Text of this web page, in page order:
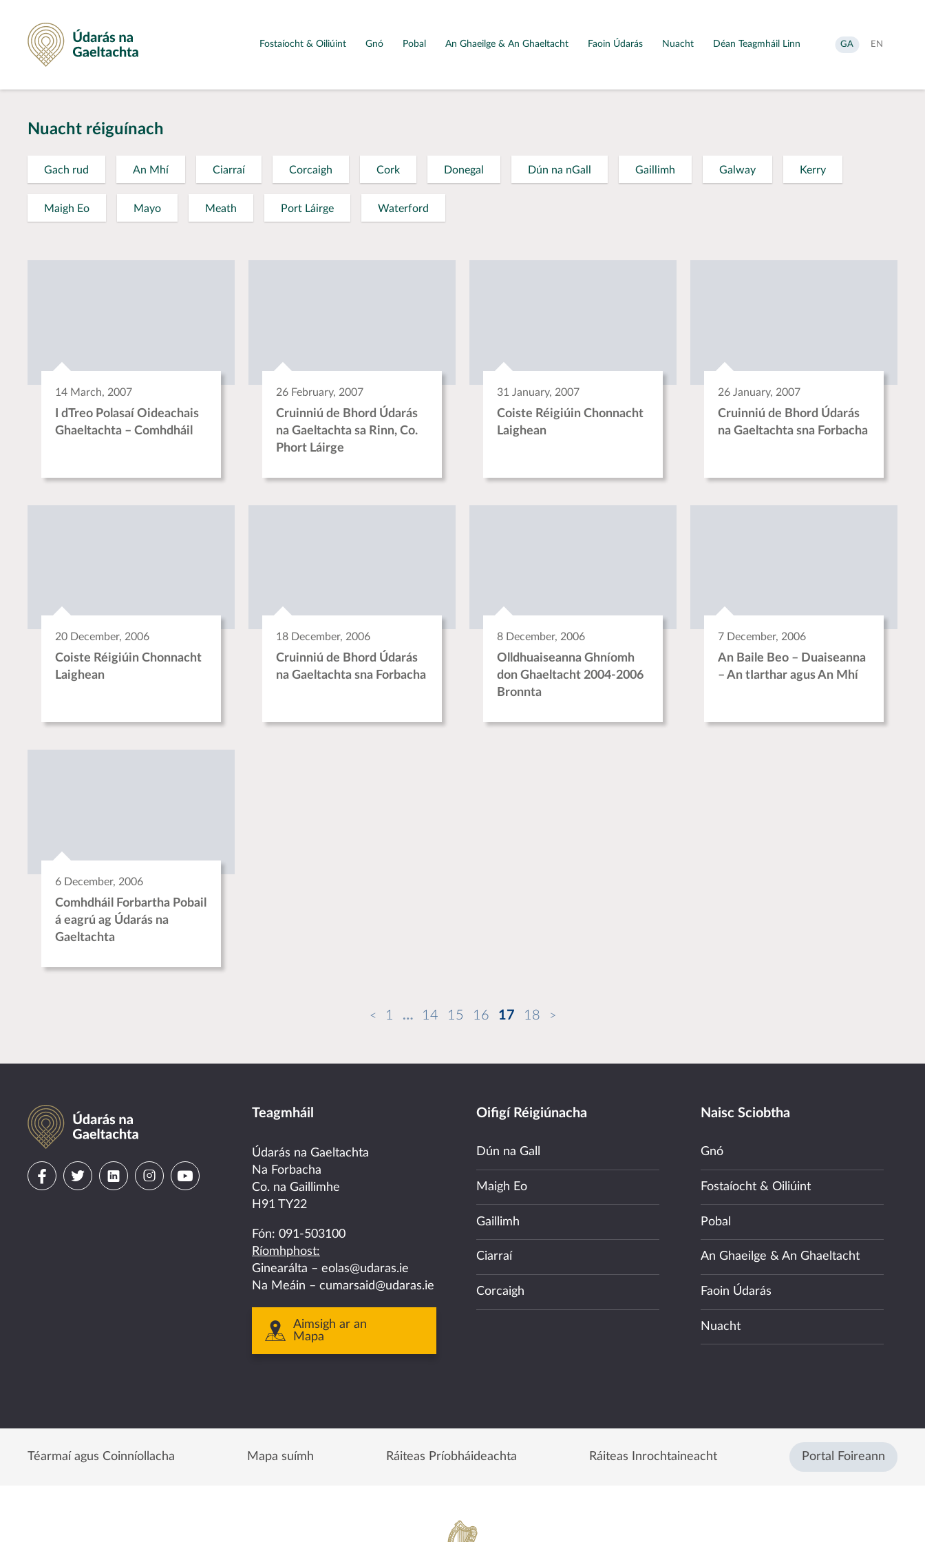
Údarás na Gaeltachta
Fostaíocht & Oiliúint Gnó Pobal An Ghaeilge & An Ghaeltacht Faoin Údarás Nuacht Déan Teagmháil Linn
Aistrigh
go
GA
Change
EN
Nuacht réiguínach
Gach rud An Mhí Ciarraí Corcaigh Cork Donegal Dún na nGall Gaillimh Galway Kerry
Maigh Eo Mayo Meath Port Láirge Waterford
14 March, 2007
I dTreo Polasaí Oideachais
Ghaeltachta – Comhdháil
26 February, 2007
Cruinniú de Bhord Údarás
na Gaeltachta sa Rinn, Co.
Phort Láirge
31 January, 2007
Coiste Réigiúin Chonnacht
Laighean
26 January, 2007
Cruinniú de Bhord Údarás
na Gaeltachta sna Forbacha
20 December, 2006
Coiste Réigiúin Chonnacht
Laighean
18 December, 2006
Cruinniú de Bhord Údarás
na Gaeltachta sna Forbacha
8 December, 2006
Olldhuaiseanna Ghníomh
don Ghaeltacht 2004-2006
Bronnta
7 December, 2006
An Baile Beo – Duaiseanna
– An tIarthar agus An Mhí
6 December, 2006
Comhdháil Forbartha Pobail
á eagrú ag Údarás na
Gaeltachta
1 … 14 15 16 17 18
Údarás na Gaeltachta
VisitVisitVisitVisit
instagram
Visit
youtube
Teagmháil
Údarás na Gaeltachta
Na Forbacha
Co. na Gaillimhe
H91 TY22
Fón: 091-503100
Ríomhphost:
Ginearálta – eolas@udaras.ie
Na Meáin – cumarsaid@udaras.ie
Aimsigh ar an
Mapa
Oifigí Réigiúnacha
Dún na Gall
Maigh Eo
Gaillimh
Ciarraí
Corcaigh
Naisc Sciobtha
Gnó
Fostaíocht & Oiliúint
Pobal
An Ghaeilge & An Ghaeltacht
Faoin Údarás
Nuacht
Téarmaí agus Coinníollacha Mapa suímh Ráiteas Príobháideachta Ráiteas Inrochtaineacht Portal Foireann